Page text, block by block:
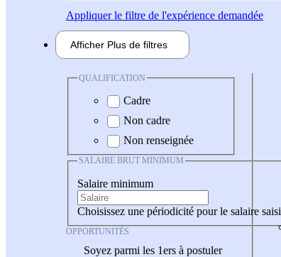
Appliquerle filtre de l'expérience demandée
Afficher Plus de filtres
QUALIFICATION
Cadre
Non cadre
Non renseignée
SALAIRE BRUT MINIMUM
Salaire minimum
Choisissez une périodicité pour le salaire saisi
OPPORTUNITÉS
Soyez parmi les 1ers à postuler